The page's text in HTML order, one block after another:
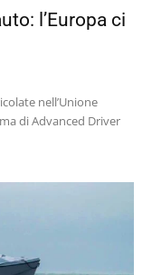
l’Europa ci
nell’Unione
di Advanced Driver